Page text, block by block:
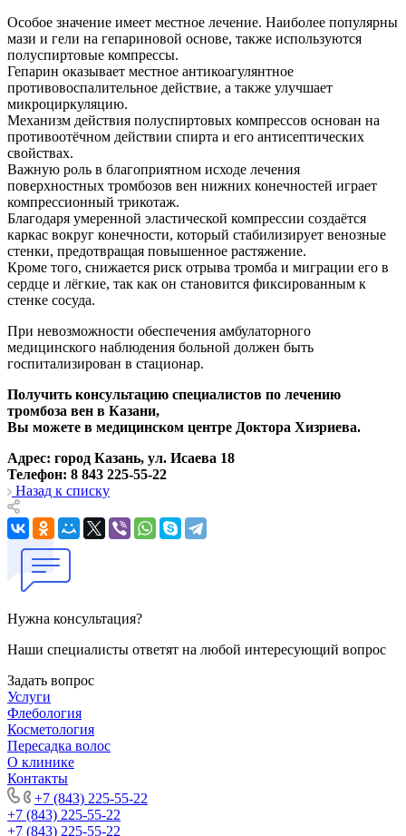
Особое значение имеет местное лечение. Наиболее популярны
мази и гели на гепариновой основе, также используются
полуспиртовые компрессы.
Гепарин оказывает местное антикоагулянтное
противовоспалительное действие, а также улучшает
микроциркуляцию.
Механизм действия полуспиртовых компрессов основан на
противоотёчном действии спирта и его антисептических
свойствах.
Важную роль в благоприятном исходе лечения
поверхностных тромбозов вен нижних конечностей играет
компрессионный трикотаж.
Благодаря умеренной эластической компрессии создаётся
каркас вокруг конечности, который стабилизирует венозные
стенки, предотвращая повышенное растяжение.
Кроме того, снижается риск отрыва тромба и миграции его в
сердце и лёгкие, так как он становится фиксированным к
стенке сосуда.
При невозможности обеспечения амбулаторного
медицинского наблюдения больной должен быть
госпитализирован в стационар.
Получить консультацию специалистов по лечению
тромбоза вен в Казани,
Вы можете в медицинском центре Доктора Хизриева.
Адрес: город Казань, ул. Исаева 18
Телефон: 8 843 225-55-22
Назад к списку
Нужна консультация?
Наши специалисты ответят на любой интересующий вопрос
Задать вопрос
Услуги
Флебология
Косметология
Пересадка волос
О клинике
Контакты
+7 (843) 225-55-22
+7 (843) 225-55-22
+7 (843) 225-55-22